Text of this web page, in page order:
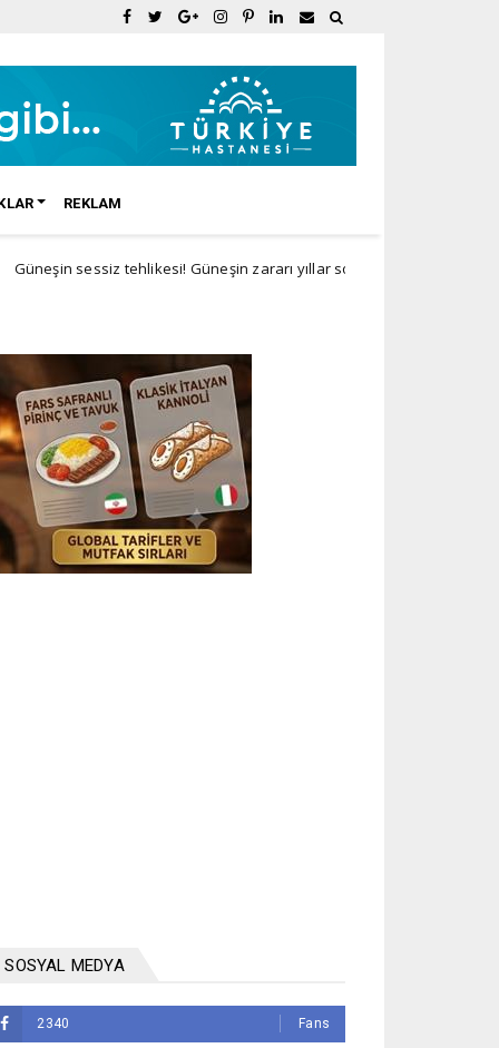
REKLAM
tehlikesi! Güneşin zararı yıllar sonra ortaya çıkıyor
SOSYAL MEDYA
2340 Fans